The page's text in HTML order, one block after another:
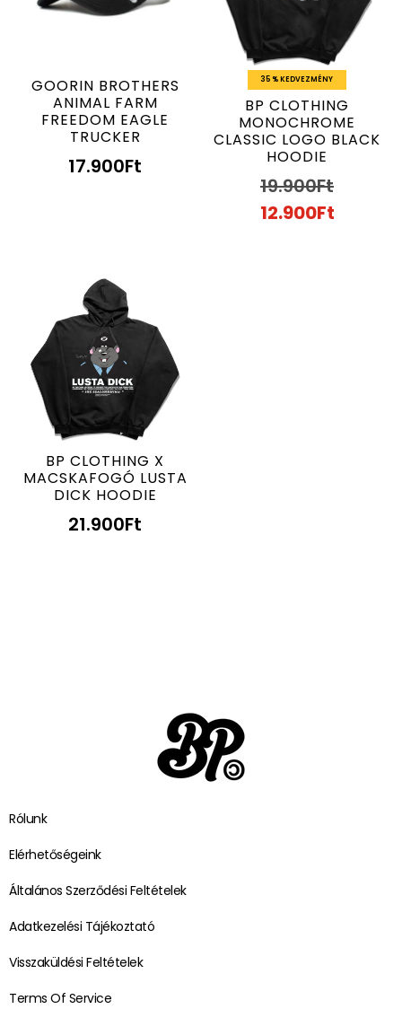
GOORIN BROTHERS
ANIMAL FARM
FREEDOM EAGLE
TRUCKER
17.900Ft
35 % KEDVEZMÉNY
BP CLOTHING
MONOCHROME
CLASSIC LOGO BLACK
HOODIE
19.900Ft
12.900Ft
BP CLOTHING X
MACSKAFOGÓ LUSTA
DICK HOODIE
21.900Ft
Rólunk
Elérhetőségeink
Általános Szerződési Feltételek
Adatkezelési Tájékoztató
Visszaküldési Feltételek
Terms Of Service